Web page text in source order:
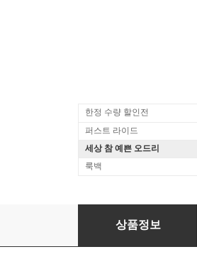
한정 수량 할인전
퍼스트 라이드
세상 참 예쁜 오드리
룩백
Alexis Ffrench (알렉
상품정보